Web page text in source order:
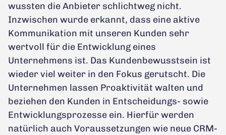
wussten die Anbieter schlichtweg nicht.
Inzwischen wurde erkannt, dass eine aktive
Kommunikation mit unseren Kunden sehr
wertvoll für die Entwicklung eines
Unternehmens ist. Das Kundenbewusstsein ist
wieder viel weiter in den Fokus gerutscht. Die
Unternehmen lassen Proaktivität walten und
beziehen den Kunden in Entscheidungs- sowie
Entwicklungsprozesse ein. Hierfür werden
natürlich auch Voraussetzungen wie neue CRM-